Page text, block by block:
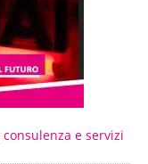
e servizi